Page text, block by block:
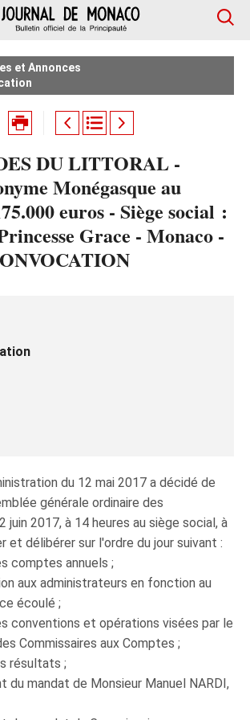
et Annonces
DU LITTORAL -
Monégasque au
euros - Siège social :
Grace - Monaco -
du 12 mai 2017 a décidé de
générale ordinaire des
juin 2017, à 14 heures au siège social, à
délibérer sur l'ordre du jour suivant :
comptes annuels ;
aux administrateurs en fonction au
écoulé ;
conventions et opérations visées par le
Commissaires aux Comptes ;
résultats ;
du mandat de Monsieur Manuel NARDI,